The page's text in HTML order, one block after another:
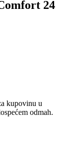
24
kupovinu u
odmah.